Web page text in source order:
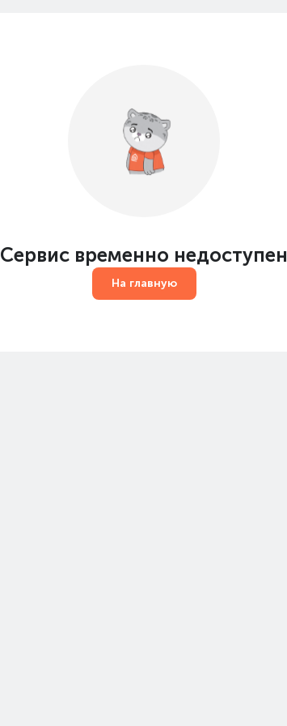
Сервис временно недоступен
На главную